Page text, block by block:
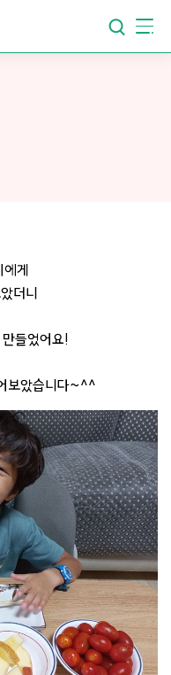
에게
더니
들었어요!
보았습니다~^^